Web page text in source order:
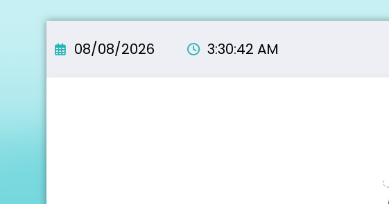
au
08/08/2026 3:30:44 AM